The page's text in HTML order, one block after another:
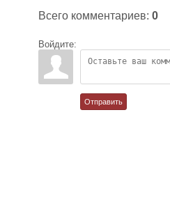
Всего комментариев: 0
Войдите:
Отправить